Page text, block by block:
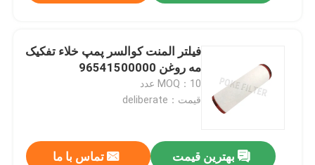
فیلتر المنت کوالسر پمپ خلاء تفکیک
مه روغن 96541500000
MOQ：10 عدد
قیمت：deliberate
بهترین قیمت تماس با ما